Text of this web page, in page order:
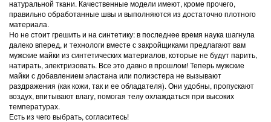
натуральной ткани. Качественные модели имеют, кроме прочего,
правильно обработанные швы и выполняются из достаточно плотного
материала.
Но не стоит грешить и на синтетику: в последнее время наука шагнула
далеко вперед, и технологи вместе с закройщиками предлагают вам
мужские майки из синтетических материалов, которые не будут парить,
натирать, электризовать. Все это давно в прошлом! Теперь мужские
майки с добавлением эластана или полиэстера не вызывают
раздражения (как кожи, так и ее обладателя). Они удобны, пропускают
воздух, впитывают влагу, помогая телу охлаждаться при высоких
температурах.
Есть из чего выбрать, согласитесь!